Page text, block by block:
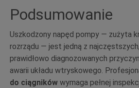
Podsumowanie
Uszkodzony napęd pompy — zużyta
rozrządu — jest jedną z
prawidłowo diagnozowanych
awarii układu wtryskowego.
do ciągników wymaga pełnej